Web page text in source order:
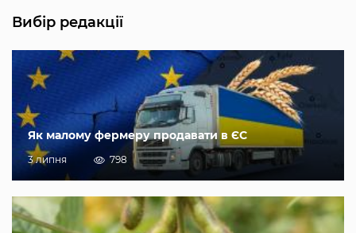
Вибір редакції
Як малому фермеру продавати в ЄС
3 липня 798